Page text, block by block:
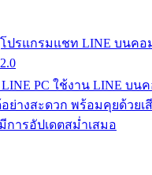
โปรแกรมแชท LINE บนคอ
PC ใช้งาน LINE บน
ย่างสะดวก พร้อมคุยด้วยเ
การอัปเดตสม่ำเสมอ